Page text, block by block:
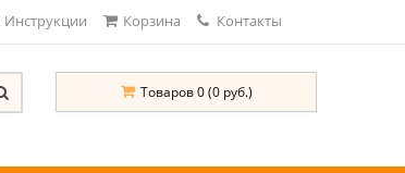
Инструкции Корзина Контакты
Товаров 0 (0 руб.)